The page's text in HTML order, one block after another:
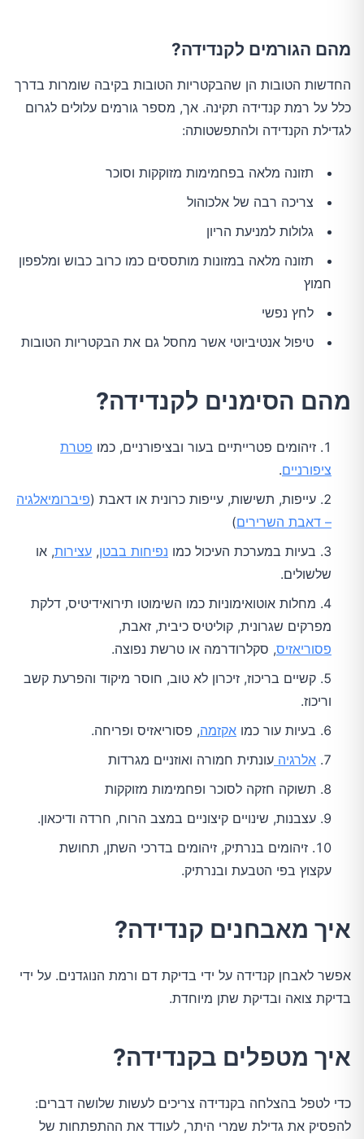
מהם הגורמים לקנדידה?
החדשות הטובות הן שהבקטריות הטובות בקיבה שומרות בדרך
כלל על רמת קנדידה תקינה. אך, מספר גורמים עלולים לגרום
לגדילת הקנדידה ולהתפשטותה:
תזונה מלאה בפחמימות מזוקקות וסוכר
צריכה רבה של אלכוהול
גלולות למניעת הריון
תזונה מלאה במזונות מותססים כמו כרוב כבוש ומלפפון
חמוץ
לחץ נפשי
טיפול אנטיביוטי אשר מחסל גם את הבקטריות הטובות
מהם הסימנים לקנדידה?
זיהומים פטרייתיים בעור ובציפורניים, כמו פטרת
ציפורניים.
עייפות, תשישות, עייפות כרונית או דאבת (פיברומיאלגיה
– דאבת השרירים)
בעיות במערכת העיכול כמו נפיחות בבטן, עצירות, או
שלשולים.
מחלות אוטואימוניות כמו השימוטו תירואידיטיס, דלקת
מפרקים שגרונית, קוליטיס כיבית, זאבת,
פסוריאזיס, סקלרודרמה או טרשת נפוצה.
קשיים בריכוז, זיכרון לא טוב, חוסר מיקוד והפרעת קשב
וריכוז.
בעיות עור כמו אקזמה, פסוריאזיס ופריחה.
אלרגיה עונתית חמורה ואוזניים מגרדות
תשוקה חזקה לסוכר ופחמימות מזוקקות
עצבנות, שינויים קיצוניים במצב הרוח, חרדה ודיכאון.
זיהומים בנרתיק, זיהומים בדרכי השתן, תחושת
עקצוץ בפי הטבעת ובנרתיק.
איך מאבחנים קנדידה?
אפשר לאבחן קנדידה על ידי בדיקת דם ורמת הנוגדנים. על ידי
בדיקת צואה ובדיקת שתן מיוחדת.
איך מטפלים בקנדידה?
כדי לטפל בהצלחה בקנדידה צריכים לעשות שלושה דברים:
להפסיק את גדילת שמרי היתר, לעודד את ההתפתחות של